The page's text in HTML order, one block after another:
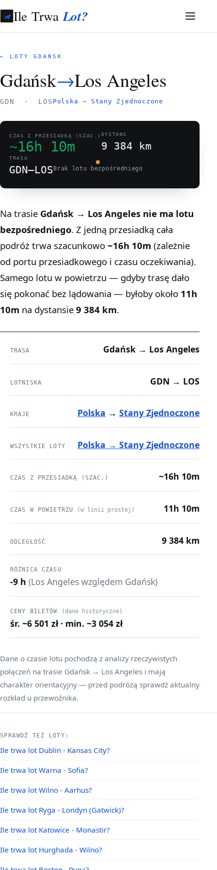
Ile TrwaLot?
← LOTY GDAŃSK
Gdańsk→Los Angeles
GDN · LOS Polska → Stany Zjednoczone
CZAS Z PRZESIADKĄ (SZAC.)
~16h 10m
DYSTANS
9 384 km
TRASA
GDN–LOSBrak lotu bezpośredniego
Na trasie Gdańsk → Los Angeles nie ma lotu
bezpośredniego. Z jedną przesiadką cała
podróż trwa szacunkowo ~16h 10m (zależnie
od portu przesiadkowego i czasu oczekiwania).
Samego lotu w powietrzu — gdyby trasę dało
się pokonać bez lądowania — byłoby około 11h
10m na dystansie 9 384 km.
TRASA Gdańsk → Los Angeles
LOTNISKA GDN → LOS
KRAJE Polska →Stany Zjednoczone
WSZYSTKIE LOTY Polska → Stany Zjednoczone
CZAS Z PRZESIADKĄ (SZAC.) ~16h 10m
CZAS W POWIETRZU (w linii prostej) 11h 10m
ODLEGŁOŚĆ 9 384 km
RÓŻNICA CZASU
-9 h (Los Angeles względem Gdańsk)
CENY BILETÓW (dane historyczne)
śr. ~6 501 zł · min. ~3 054 zł
Dane o czasie lotu pochodzą z analizy rzeczywistych
połączeń na trasie Gdańsk → Los Angeles i mają
charakter orientacyjny — przed podróżą sprawdź aktualny
rozkład u przewoźnika.
SPRAWDŹ TEŻ LOTY:
Ile trwa lot Dublin - Kansas City?
Ile trwa lot Warna - Sofia?
Ile trwa lot Wilno - Aarhus?
Ile trwa lot Ryga - Londyn (Gatwick)?
Ile trwa lot Katowice - Monastir?
Ile trwa lot Hurghada - Wilno?